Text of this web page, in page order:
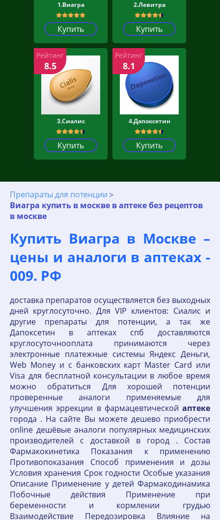
1.Виагра
Купить
2.Левитра
Купить
3.Сиалис
Купить
Рейтинг
8.5
4.Дапоксетин
Купить
Рейтинг
8.1
Препараты для потенции
Виагра купить в москве в аптеке без рецептов
в москве
Купить Виагра в Москве –
цены и аналоги в аптеках -
009. РФ
доставка препаратов осуществляется без выходных
дней круглосуточно. Для VIP клиентов: Сиалис и
другие препараты для потенции, а так же
Дапоксетин в аптеках спб доставляются
круглосуточнооплата принимаются через
электронные платежные системы Яндекс Деньги,
Web Money и с банковских карт Master Card или
Visa для бесплатной консультации в любое время
можно обратиться Для хорошей потенции
проверенные аналоги применяемые для
улучшения эррекции в фармацевтической аптеке
города . На сайте Вы можете дешево приобрести
online дешёвые аналоги популярных медицинских
производителей с доставкой в город . Состав
Фармакокинетика Показания к применению
Противопоказания Способ применения и дозы
Условия хранения Срок годности Особые указания
Описание Применение у детей Фармакодинамика
Побочные действия Применение при
беременности и кормлении грудью
Взаимодействие Передозировка Влияние на